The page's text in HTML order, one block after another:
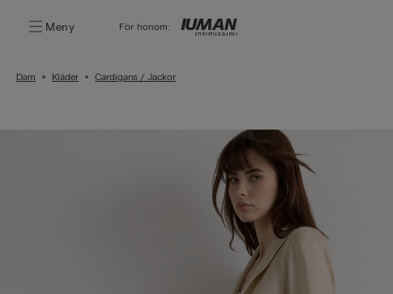
Meny För honom:
Dam Kläder Cardigans / Jackor